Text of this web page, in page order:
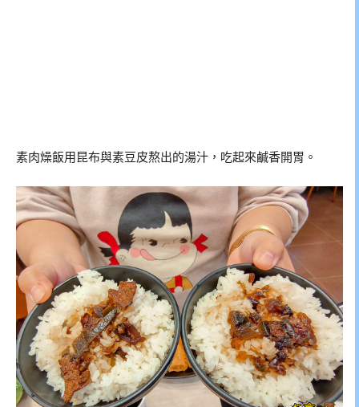
素肉燥飯用昆布與素豆皮熬出的湯汁，吃起來鹹香開胃。